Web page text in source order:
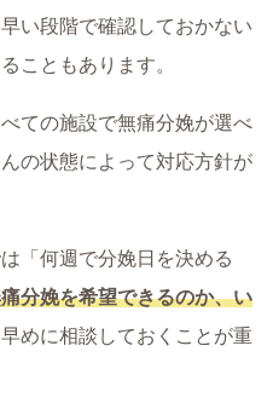
い段階で確認しておかない
こともあります。
ての施設で無痛分娩が選べ
の状態によって対応方針が
「何週で分娩日を決める
分娩を希望できるのか、い
めに相談しておくことが重